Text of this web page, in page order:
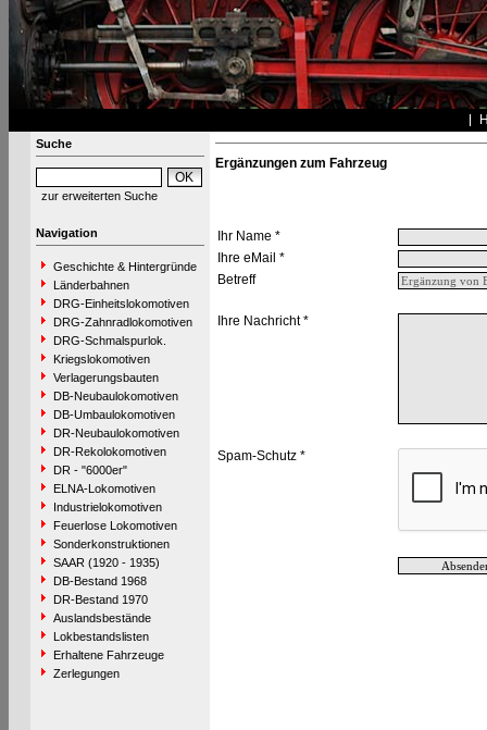
Suche
zur erweiterten Suche
Navigation
Geschichte & Hintergründe
Länderbahnen
DRG-Einheitslokomotiven
DRG-Zahnradlokomotiven
DRG-Schmalspurlok.
Kriegslokomotiven
Verlagerungsbauten
DB-Neubaulokomotiven
DB-Umbaulokomotiven
DR-Neubaulokomotiven
DR-Rekolokomotiven
DR - "6000er"
ELNA-Lokomotiven
Industrielokomotiven
Feuerlose Lokomotiven
Sonderkonstruktionen
SAAR (1920 - 1935)
DB-Bestand 1968
DR-Bestand 1970
Auslandsbestände
Lokbestandslisten
Erhaltene Fahrzeuge
Zerlegungen
Ergänzungen zum Fahrzeug
Ihr Name *
Ihre eMail *
Betreff
Ihre Nachricht *
Spam-Schutz *